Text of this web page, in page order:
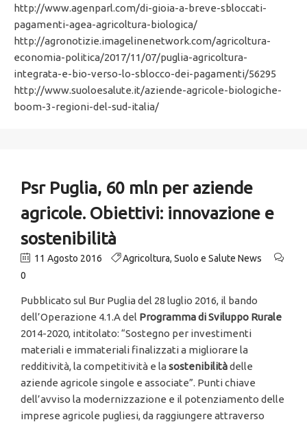
http://www.agenparl.com/di-gioia-a-breve-sbloccati-
pagamenti-agea-agricoltura-biologica/
http://agronotizie.imagelinenetwork.com/agricoltura-
economia-politica/2017/11/07/puglia-agricoltura-
integrata-e-bio-verso-lo-sblocco-dei-pagamenti/56295
http://www.suoloesalute.it/aziende-agricole-biologiche-
boom-3-regioni-del-sud-italia/
Psr Puglia, 60 mln per aziende
agricole. Obiettivi: innovazione e
sostenibilità
11 Agosto 2016 Agricoltura, Suolo e Salute News
0
Pubblicato sul Bur Puglia del 28 luglio 2016, il bando
dell’Operazione 4.1.A del Programma di Sviluppo Rurale
2014-2020, intitolato: “Sostegno per investimenti
materiali e immateriali finalizzati a migliorare la
redditività, la competitività e lasostenibilitàdelle
aziende agricole singole e associate”. Punti chiave
dell’avviso la modernizzazione e il potenziamento delle
imprese agricole pugliesi, da raggiungere attraverso